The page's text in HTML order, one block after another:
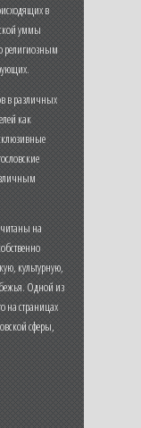
в
уммы
религиозным
в различных
как
на
культурную,
Одной из
на страницах
сферы,